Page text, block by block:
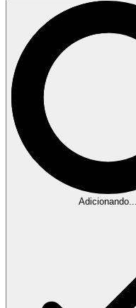
Adicionando...